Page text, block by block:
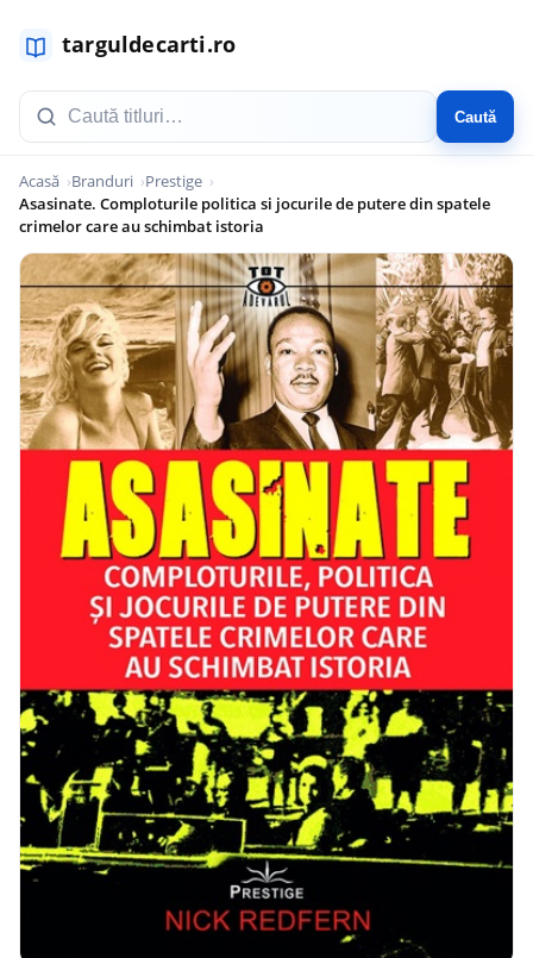
Caută
Acasă Branduri
Prestige
Asasinate. Comploturile politica si jocurile de putere din spatele
crimelor care au schimbat istoria